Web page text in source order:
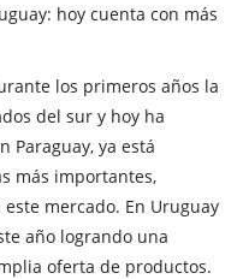
hoy cuenta con más
los primeros años la
del sur y hoy ha
Paraguay, ya está
más importantes,
mercado. En Uruguay
año logrando una
oferta de productos.